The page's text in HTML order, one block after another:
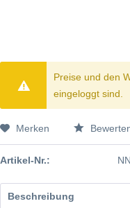
Preise und den
eingeloggt sind.
Merken
Artikel-Nr.:
Beschreibung